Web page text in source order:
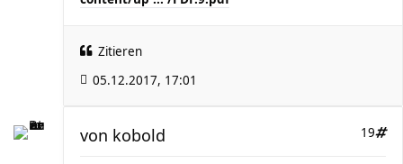
Zitieren
05.12.2017, 17:01
19
von kobold